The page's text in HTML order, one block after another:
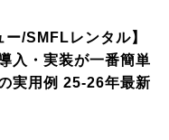
ー/SMFLレンタル】
入・実装が一番簡単
実用例 25-26年最新